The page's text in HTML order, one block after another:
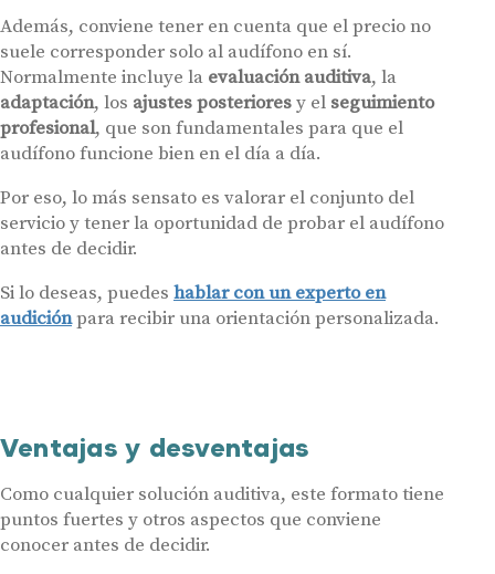
Además, conviene tener en cuenta que el precio no
suele corresponder solo al audífono en sí.
Normalmente incluye la evaluación auditiva, la
adaptación, los ajustes posterioresy el seguimiento
profesional, que son fundamentales para que el
audífono funcione bien en el día a día.
Por eso, lo más sensato es valorar el conjunto del
servicio y tener la oportunidad de probar el audífono
antes de decidir.
Si lo deseas, puedes hablar con un experto en
audiciónpara recibir una orientación personalizada.
Ventajas y desventajas
Como cualquier solución auditiva, este formato tiene
puntos fuertes y otros aspectos que conviene
conocer antes de decidir.
Contáctanos